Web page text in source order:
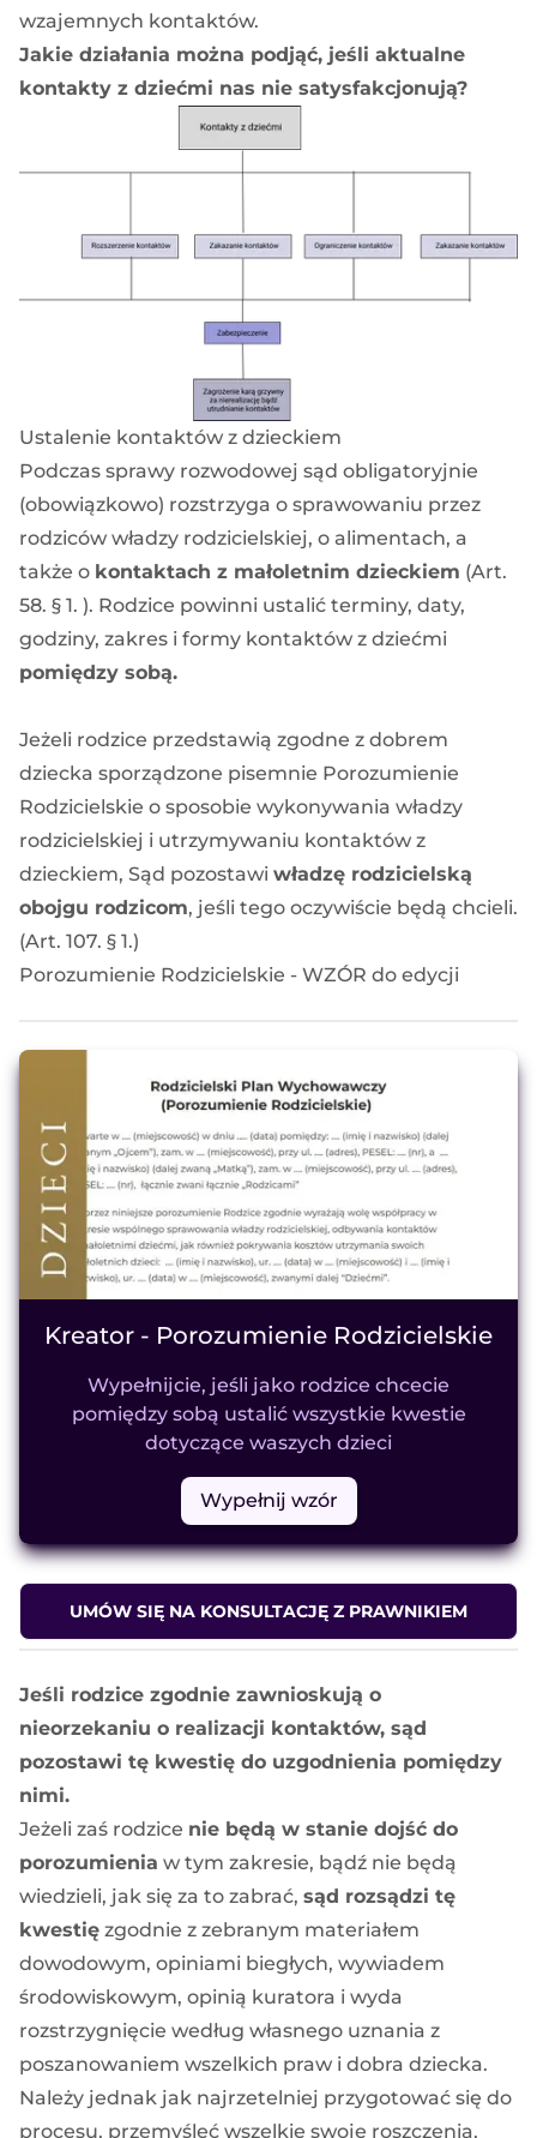
wzajemnych kontaktów.
Jakie działania można podjąć, jeśli aktualne
kontakty z dziećmi nas nie satysfakcjonują?
Ustalenie kontaktów z dzieckiem
Podczas sprawy rozwodowej sąd obligatoryjnie
(obowiązkowo) rozstrzyga o sprawowaniu przez
rodziców władzy rodzicielskiej, o alimentach, a
także o kontaktach z małoletnim dzieckiem (Art.
58. § 1. ). Rodzice powinni ustalić terminy, daty,
godziny, zakres i formy kontaktów z dziećmi
pomiędzy sobą.
Jeżeli rodzice przedstawią zgodne z dobrem
dziecka sporządzone pisemnie Porozumienie
Rodzicielskie o sposobie wykonywania władzy
rodzicielskiej i utrzymywaniu kontaktów z
dzieckiem, Sąd pozostawi władzę rodzicielską
obojgu rodzicom, jeśli tego oczywiście będą chcieli.
(Art. 107. § 1.)
Porozumienie Rodzicielskie - WZÓR do edycji
Kreator - Porozumienie Rodzicielskie
Wypełnijcie, jeśli jako rodzice chcecie
pomiędzy sobą ustalić wszystkie kwestie
dotyczące waszych dzieci
Wypełnij wzór
UMÓW SIĘ NA KONSULTACJĘ Z PRAWNIKIEM
Jeśli rodzice zgodnie zawnioskują o
nieorzekaniu o realizacji kontaktów, sąd
pozostawi tę kwestię do uzgodnienia pomiędzy
nimi.
Jeżeli zaś rodzice nie będą w stanie dojść do
porozumienia w tym zakresie, bądź nie będą
wiedzieli, jak się za to zabrać, sąd rozsądzi tę
kwestię zgodnie z zebranym materiałem
dowodowym, opiniami biegłych, wywiadem
środowiskowym, opinią kuratora i wyda
rozstrzygnięcie według własnego uznania z
poszanowaniem wszelkich praw i dobra dziecka.
Należy jednak jak najrzetelniej przygotować się do
procesu, przemyśleć wszelkie swoje roszczenia,